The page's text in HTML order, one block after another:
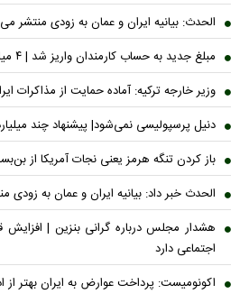
الحدث: بیانیه ایران و عمان به زودی منتشر
مبلغ جدید به حساب کارمندان واریز شد | ۴ میلیون و ۲۵۰ هزار تومان
وزیر خارجه ترکیه: آماده حمایت از مذاکرات
دنیل پرسپولیسی نمی‌شود| پیشنهاد چند
باز کردن تنگه هرمز یعنی نجات آمریکا از
الحدث خبر داد: بیانیه ایران و عمان به
هشدار مجلس درباره گرانی بنزین |
اجتماعی دارد
اکونومیست: پرداخت عوارض به ایران بهتر